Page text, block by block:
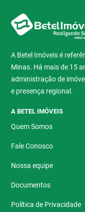
A Betel Imóveis é
Minas. Há mais de 15
administração de
e presença regional.
A BETEL IMÓVEIS
Quem Somos
Fale Conosco
Nossa equipe
Documentos
Política de Privacidade